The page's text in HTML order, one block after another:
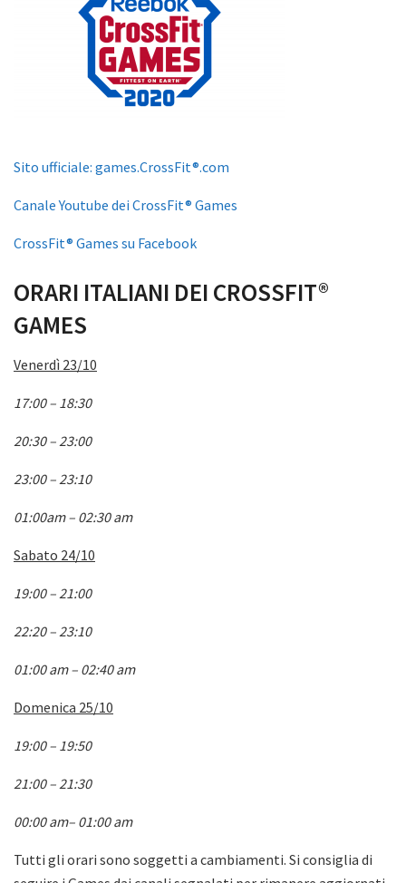
Sito ufficiale: games.CrossFit®.com
Canale Youtube dei CrossFit® Games
CrossFit® Games su Facebook
ORARI ITALIANI DEI CROSSFIT®
GAMES
Venerdì 23/10
17:00 – 18:30
20:30 – 23:00
23:00 – 23:10
01:00am – 02:30 am
Sabato 24/10
19:00 – 21:00
22:20 – 23:10
01:00 am – 02:40 am
Domenica 25/10
19:00 – 19:50
21:00 – 21:30
00:00 am– 01:00 am
Tutti gli orari sono soggetti a cambiamenti. Si consiglia di